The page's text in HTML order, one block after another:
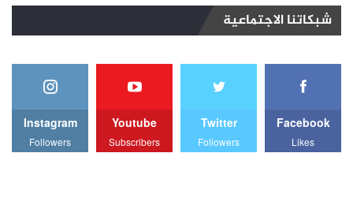
شبكاتنا الاجتماعية
Facebook
Likes
Twitter
Followers
Youtube
Subscribers
Instagram
Followers